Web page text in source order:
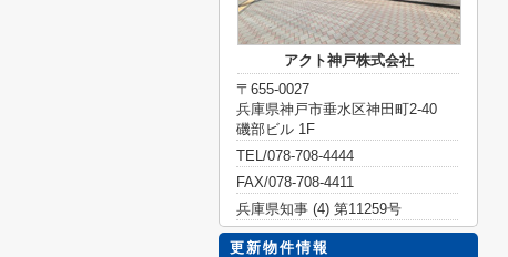
アクト神戸株式会社
〒655-0027
兵庫県神戸市垂水区神田町2-40
磯部ビル 1F
TEL/078-708-4444
FAX/078-708-4411
兵庫県知事 (4) 第11259号
更新物件情報